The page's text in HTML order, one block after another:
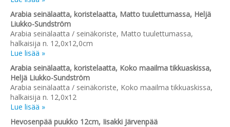
Arabia seinälaatta, koristelaatta, Matto tuulettumassa, Heljä
Liukko-Sundström
Arabia seinälaatta / seinäkoriste, Matto tuulettumassa,
halkaisija n. 12,0x12,0cm
Lue lisää »
Arabia seinälaatta, koristelaatta, Koko maailma tikkuaskissa,
Heljä Liukko-Sundström
Arabia seinälaatta / seinäkoriste, Koko maailma tikkuaskissa,
halkaisija n. 12,0x12
Lue lisää »
Hevosenpää puukko 12cm, Iisakki Järvenpää